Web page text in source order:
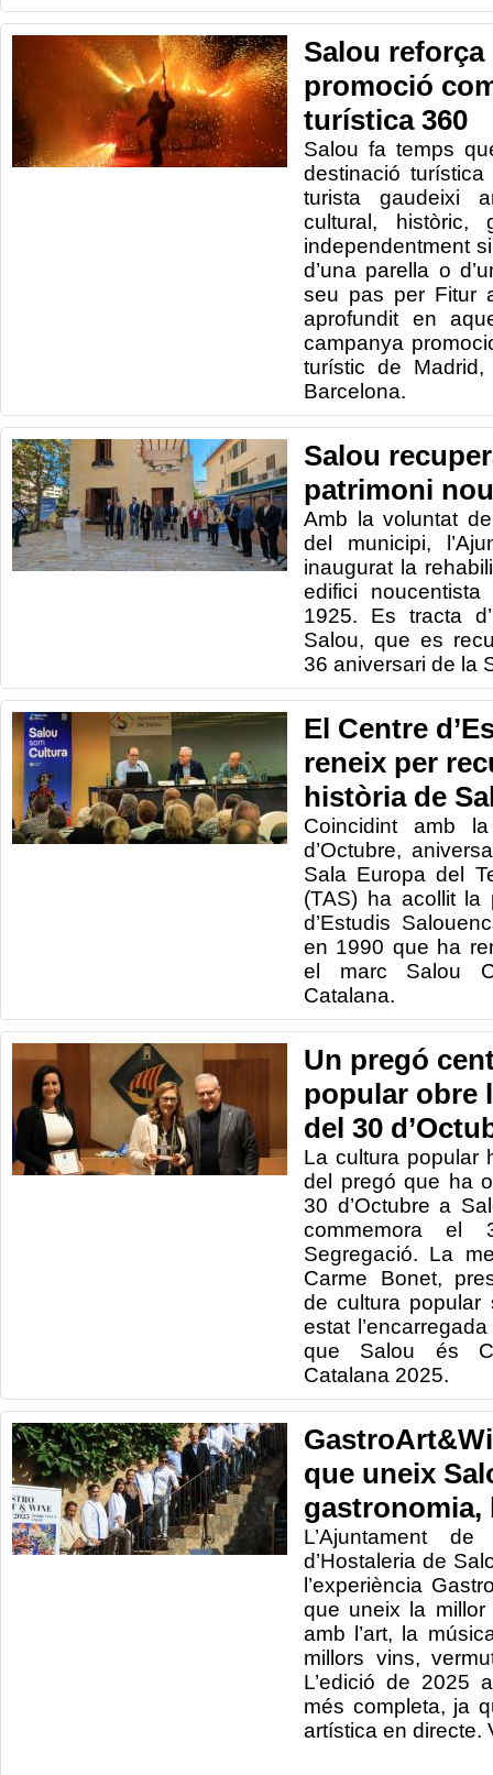
Salou reforça
promoció
turística 360
Salou fa temps
destinació
turista gaudeixi
cultural, històric,
independentment
d’una parella o
seu pas per Fitur
aprofundit en
campanya
turístic de
Barcelona.
Salou
patrimoni
Amb la voluntat
del municipi,
inaugurat la
edifici
1925. Es tracta
Salou, que es
36 aniversari de la
El Centre
reneix per
història de
Coincidint amb
d’Octubre,
Sala Europa del
(TAS) ha acollit la
d’Estudis
en 1990 que ha
el marc Salou
Catalana.
Un pregó
popular obre
del 30
La cultura popular
del pregó que ha
30 d’Octubre a
commemora el
Segregació. La
Carme Bonet,
de cultura popular
estat
que Salou és
Catalana 2025.
que uneix
gastronomia,
L’Ajuntament
d’Hostaleria de
l’experiència
que uneix la millor
amb l’art, la
millors vins,
L’edició de 2025
més completa, ja
artística en directe.